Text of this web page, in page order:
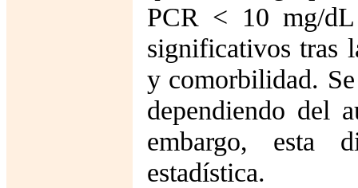
PCR < 10 mg/dL
significativos tras
y comorbilidad.
dependiendo del
embargo, esta
estadística.